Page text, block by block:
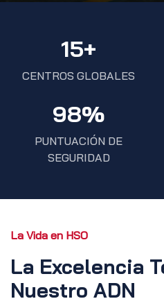
15+
CENTROS GLOBALES
98%
PUNTUACIÓN DE
SEGURIDAD
La Vida en HSO
La Excelencia
Nuestro ADN